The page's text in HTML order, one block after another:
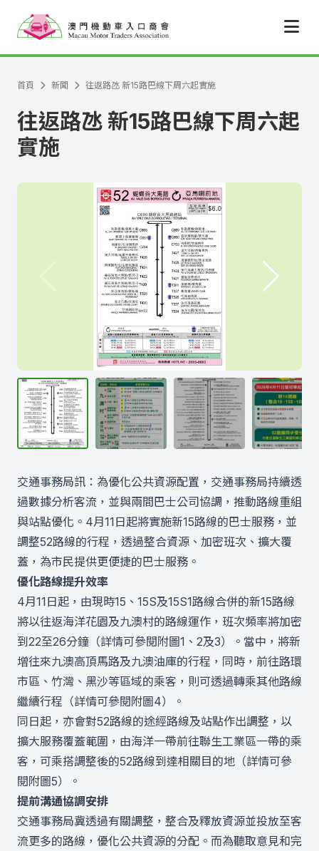
首頁 新聞 往返路氹 新15路巴線下周六起實施
往返路氹 新15路巴線下周六起
實施
交通事務局訊：為優化公共資源配置，交通事務局持續透
過數據分析客流，並與兩間巴士公司協調，推動路線重組
與站點優化。4月11日起將實施新15路線的巴士服務，並
調整52路線的行程，透過整合資源、加密班次、擴大覆
蓋，為市民提供更便捷的巴士服務。
優化路線提升效率
4月11日起，由現時15、15S及15S1路線合併的新15路線
將以往返海洋花園及九澳村的路線運作，班次頻率將加密
到22至26分鐘（詳情可參閱附圖1、2及3）。當中，將新
增往來九澳高頂馬路及九澳油庫的行程，同時，前往路環
市區、竹灣、黑沙等區域的乘客，則可透過轉乘其他路線
繼續行程（詳情可參閱附圖4）。
同日起，亦會對52路線的途經路線及站點作出調整，以
擴大服務覆蓋範圍，由海洋一帶前往聯生工業區一帶的乘
客，可乘搭調整後的52路線到達相關目的地（詳情可參
閱附圖5）。
提前溝通協調安排
交通事務局冀透過有關調整，整合及釋放資源並投放至客
流更多的路線，優化公共資源的分配。而為聽取意見和完